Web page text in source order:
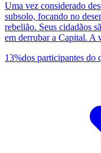
Uma vez considerado
subsolo, focando no
rebelião. Seus cidadãos
em derrubar a Capital. A
13%dos participantes do